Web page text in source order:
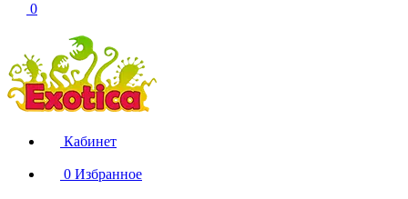
0
Кабинет
0 Избранное